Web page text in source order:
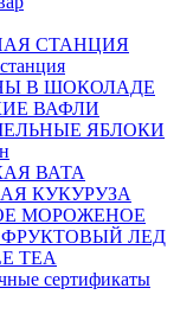
СТАНЦИЯ
В ШОКОЛАДЕ
ВАФЛИ
ЯБЛОКИ
ВАТА
КУКУРУЗА
МОРОЖЕНОЕ
ЛЕД
TEA
сертификаты